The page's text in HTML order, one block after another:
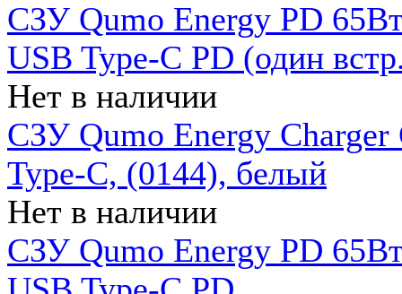
СЗУ Qumo Energy PD
USB Type-C PD (один
Нет в наличии
СЗУ Qumo Energy
Type-C, (0144), белый
Нет в наличии
СЗУ Qumo Energy PD